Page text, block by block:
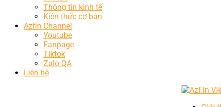
Thông tin kinh tế
Kiến thức cơ bản
Azfin Channel
Youtube
Fanpage
Tiktok
Zalo QA
Liên hệ